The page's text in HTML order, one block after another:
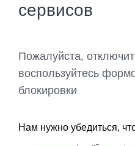
сервисов
Пожалуйста,
воспользуйтесь
блокировки
Нам нужно убедиться,